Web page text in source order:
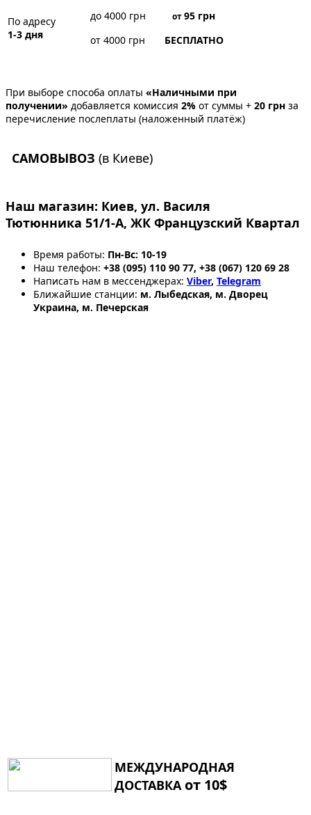
По адресу
1-3 дня
до 4000 грн от95 грн
от 4000 грн
БЕСПЛАТНО
При выборе способа оплаты «Наличными при
получении» добавляется комиссия 2% от суммы + 20 грн за
перечисление послеплаты (наложенный платёж)
САМОВЫВОЗ (в Киеве)
Наш магазин: Киев, ул. Василя
Тютюнника 51/1-А, ЖК Французский Квартал
Время работы: Пн-Вс: 10-19
Наш телефон: +38 (095) 110 90 77, +38 (067) 120 69 28
Написать нам в мессенджерах: Viber, Telegram
Ближайшие станции: м. Лыбедская, м. Дворец
Украина, м. Печерская
МЕЖДУНАРОДНАЯ
ДОСТАВКА от 10$